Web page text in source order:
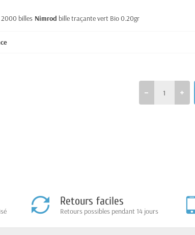
2000 billes Nimrod bille traçante vert Bio 0.20gr
Retours faciles
Retours possibles pendant 14 jours